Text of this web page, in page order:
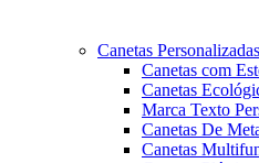
Canetas Personalizadas
Canetas com
Canetas
Marca Texto
Canetas De
Canetas